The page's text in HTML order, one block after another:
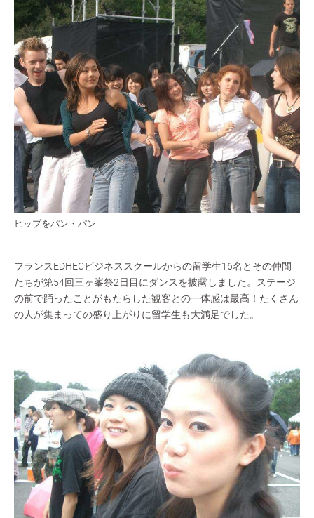
ヒップをパン・パン
フランスEDHECビジネススクールからの留学生16名とその仲間
たちが第54回三ヶ峯祭2日目にダンスを披露しました。ステージ
の前で踊ったことがもたらした観客との一体感は最高！たくさん
の人が集まっての盛り上がりに留学生も大満足でした。